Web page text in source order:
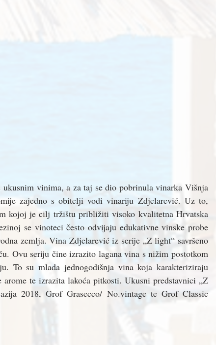
vinima, a za taj se dio pobrinula vinarka Višnja
zajedno s obitelji vodi vinariju Zdjelarević. Uz to,
kojoj je cilj tržištu približiti visoko kvalitetna Hrvatska
se vinoteci često odvijaju edukativne vinske probe
zemlja. Vina Zdjelarević iz serije „Z light“ savršeno
Ovu seriju čine izrazito lagana vina s nižim postotkom
To su mlada jednogodišnja vina koja karakteriziraju
te izrazita lakoća pitkosti. Ukusni predstavnici „Z
2018, Grof Grasecco/ No.vintage te Grof Classic